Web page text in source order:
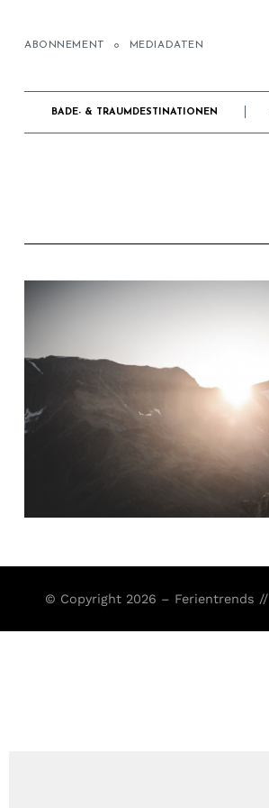
ABONNEMENT MEDIADATEN
BADE- & TRAUMDESTINATIONEN
© Copyright 2026 – Ferientrends //